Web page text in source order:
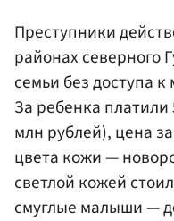
Преступники
районах северного
семьи без доступа
За ребенка платили
млн рублей), цена
цвета кожи —
светлой кожей
смуглые малыши —